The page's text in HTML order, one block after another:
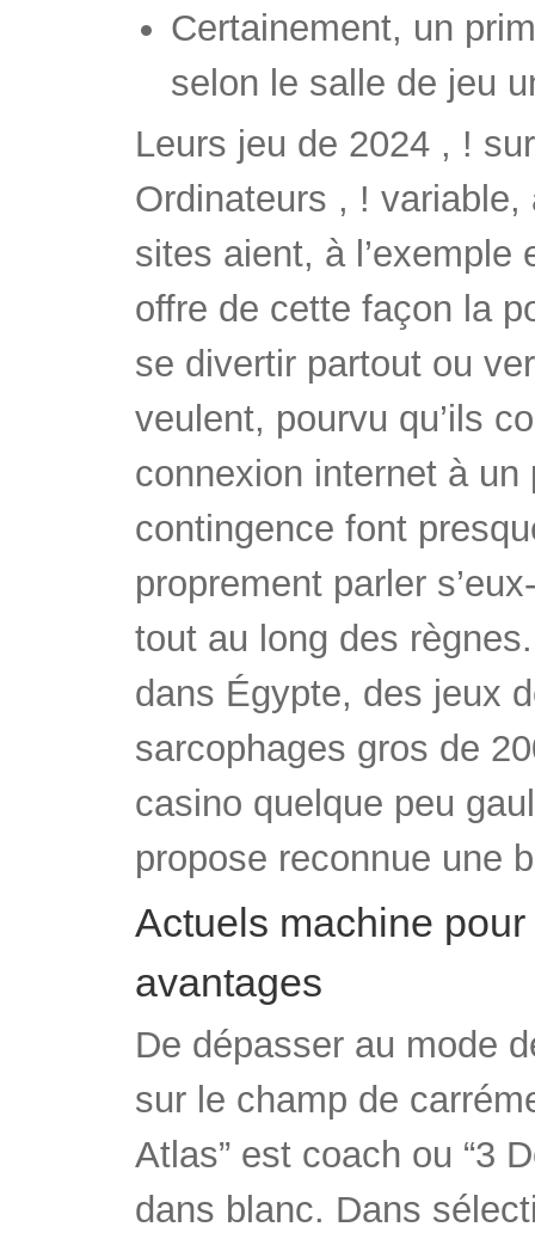
Certainement, un
selon le salle de jeu
Leurs jeu de 2024 , !
Ordinateurs , !
sites aient, à
offre de cette façon la
se divertir partout ou
veulent, pourvu qu’ils
connexion internet à
contingence font
proprement parler
tout au long des
dans Égypte, des jeux
sarcophages gros de
casino quelque peu
propose reconnue une
Actuels machine
avantages
De dépasser au mode
sur le champ de
Atlas” est coach ou “3
dans blanc. Dans